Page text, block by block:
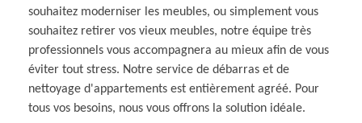
souhaitez moderniser les meubles, ou simplement vous
souhaitez retirer vos vieux meubles, notre équipe très
professionnels vous accompagnera au mieux afin de vous
éviter tout stress. Notre service de débarras et de
nettoyage d'appartements est entièrement agréé. Pour
tous vos besoins, nous vous offrons la solution idéale.